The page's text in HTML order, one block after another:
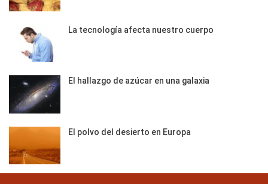
La tecnología afecta nuestro cuerpo
El hallazgo de azúcar en una galaxia
El polvo del desierto en Europa